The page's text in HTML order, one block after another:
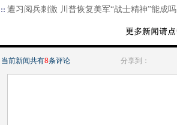
遭习阅兵刺激 川普恢复美军“战士精神”能成吗
当前新闻共有8条评论 分享到：